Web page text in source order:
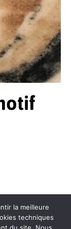
la meilleure
techniques